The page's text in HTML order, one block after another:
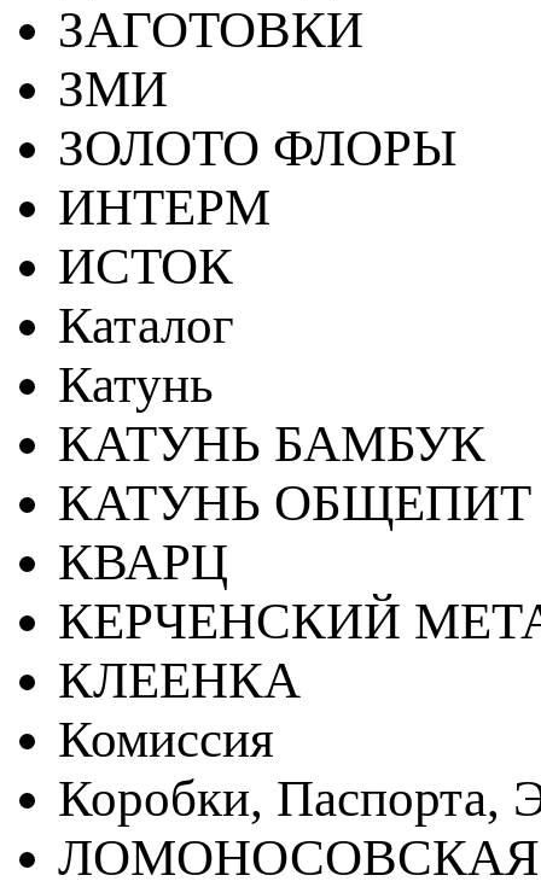
ЗАГОТОВКИ
ЗМИ
ЗОЛОТО ФЛОРЫ
ИНТЕРМ
ИСТОК
Каталог
Катунь
КАТУНЬ БАМБУК
КАТУНЬ ОБЩЕПИТ
КВАРЦ
КЕРЧЕНСКИЙ
КЛЕЕНКА
Комиссия
Коробки, Паспорта,